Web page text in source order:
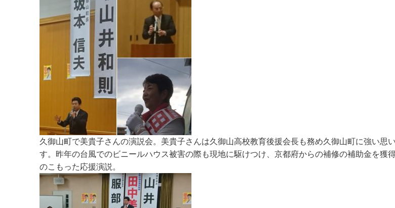
久御山町で美貴子さんの演説会。美貴子さんは久御山高校教育後援会長も務め久御山町に強い思
す。昨年の台風でのビニールハウス被害の際も現地に駆けつけ、京都府からの補修の補助金を獲
のこもった応援演説。